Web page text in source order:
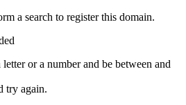
a search to register this domain.
or a numberand be between and
try again.